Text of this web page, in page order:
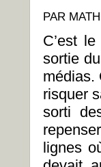
PAR
C’est
sortie
médias.
risquer
sorti
lignes